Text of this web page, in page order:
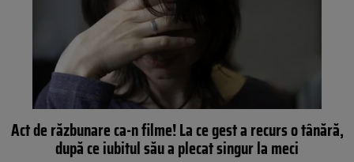
Act de răzbunare ca-n filme! La ce gest a recurs o tânără,
după ce iubitul său a plecat singur la meci